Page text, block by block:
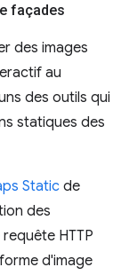
façades
des images
au
des outils qui
statiques des
Staticde
des
HTTP
d'image